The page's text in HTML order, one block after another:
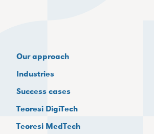
Our approach
Industries
Success cases
Teoresi DigiTech
Teoresi MedTech